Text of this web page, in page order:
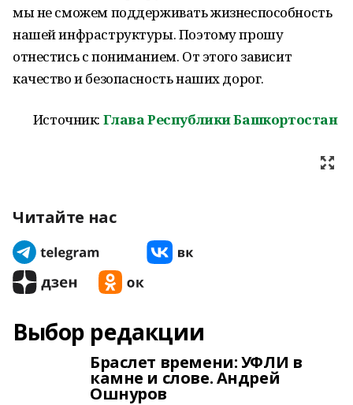
мы не сможем поддерживать жизнеспособность
нашей инфраструктуры. Поэтому прошу
отнестись с пониманием. От этого зависит
качество и безопасность наших дорог.
Источник: Глава Республики Башкортостан
Читайте нас
Выбор редакции
Браслет времени: УФЛИ в
камне и слове. Андрей
Ошнуров